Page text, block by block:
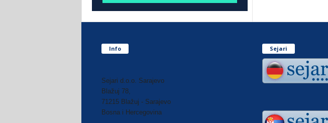
Info
Sejari d.o.o. Sarajevo
Blažuj 78,
71215 Blažuj - Sarajevo
Bosna i Hercegovina
Sejari